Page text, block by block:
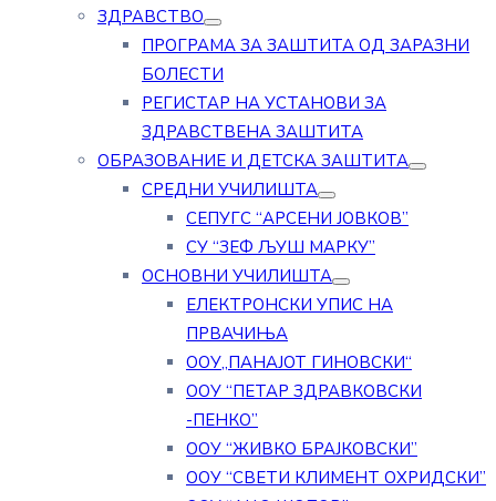
ЗДРАВСТВО
ПРОГРАМА ЗА ЗАШТИТА ОД ЗАРАЗНИ
БОЛЕСТИ
РЕГИСТАР НА УСТАНОВИ ЗА
ЗДРАВСТВЕНА ЗАШТИТА
ОБРАЗОВАНИЕ И ДЕТСКА ЗАШТИТА
СРЕДНИ УЧИЛИШТА
СЕПУГС “АРСЕНИ ЈОВКОВ”
СУ “ЗЕФ ЉУШ МАРКУ”
ОСНОВНИ УЧИЛИШТА
ЕЛЕКТРОНСКИ УПИС НА
ПРВАЧИЊА
ООУ„ПАНАЈОТ ГИНОВСКИ“
ООУ “ПЕТАР ЗДРАВКОВСКИ
-ПЕНКО”
ООУ “ЖИВКО БРАЈКОВСКИ”
ООУ “СВЕТИ КЛИМЕНТ ОХРИДСКИ”